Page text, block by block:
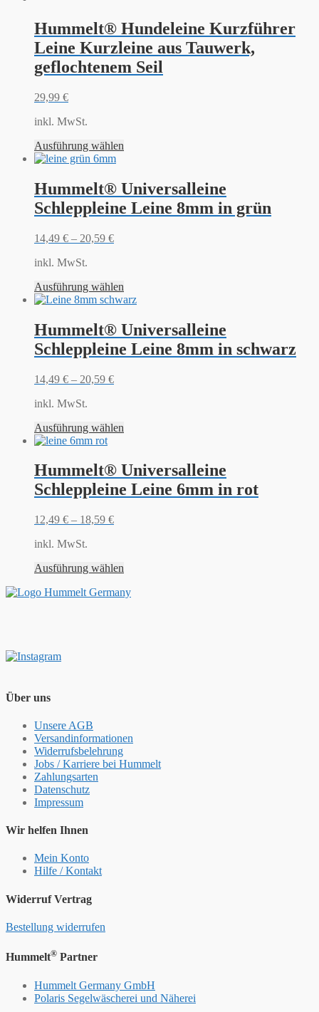
Hummelt® Hundeleine Kurzführer
Leine Kurzleine aus Tauwerk,
geflochtenem Seil
29,99 €
inkl. MwSt.
Ausführung wählen
Hummelt® Universalleine
Schleppleine Leine 8mm in grün
14,49 € – 20,59 €
inkl. MwSt.
Ausführung wählen
Hummelt® Universalleine
Schleppleine Leine 8mm in schwarz
14,49 € – 20,59 €
inkl. MwSt.
Ausführung wählen
Hummelt® Universalleine
Schleppleine Leine 6mm in rot
12,49 € – 18,59 €
inkl. MwSt.
Ausführung wählen
Über uns
Unsere AGB
Versandinformationen
Widerrufsbelehrung
Jobs / Karriere bei Hummelt
Zahlungsarten
Datenschutz
Impressum
Wir helfen Ihnen
Mein Konto
Hilfe / Kontakt
Widerruf Vertrag
Bestellung widerrufen
Hummelt® Partner
Hummelt Germany GmbH
Polaris Segelwäscherei und Näherei